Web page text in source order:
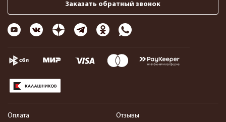
Заказать обратный звонок
Оплата Отзывы